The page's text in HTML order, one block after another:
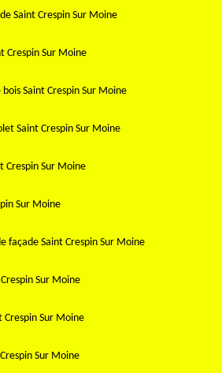
Saint Crespin Sur Moine
Crespin Sur Moine
Saint Crespin Sur Moine
Saint Crespin Sur Moine
Crespin Sur Moine
Sur Moine
façade Saint Crespin Sur Moine
Sur Moine
Sur Moine
Sur Moine